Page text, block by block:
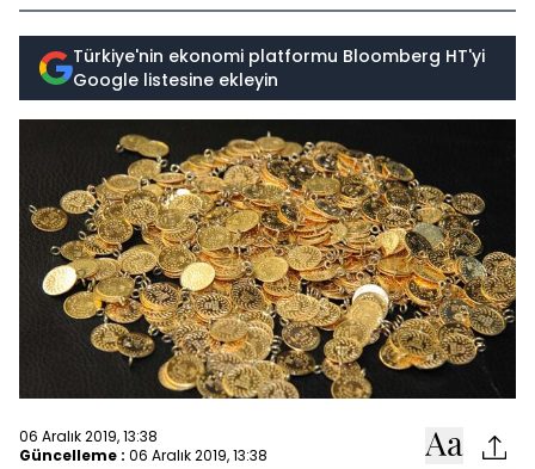
Türkiye'nin ekonomi platformu Bloomberg HT'yi
Google listesine ekleyin
06 Aralık 2019, 13:38
Güncelleme : 06 Aralık 2019, 13:38